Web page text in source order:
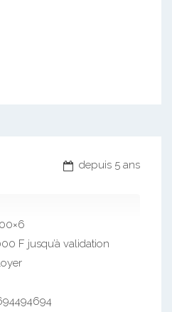
depuis 5 ans
F jusqu’à validation